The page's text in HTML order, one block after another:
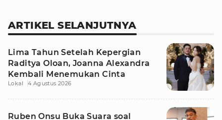
ARTIKEL SELANJUTNYA
Lima Tahun Setelah Kepergian
Raditya Oloan, Joanna Alexandra
Kembali Menemukan Cinta
Lokal 4 Agustus 2026
Ruben Onsu Buka Suara soal